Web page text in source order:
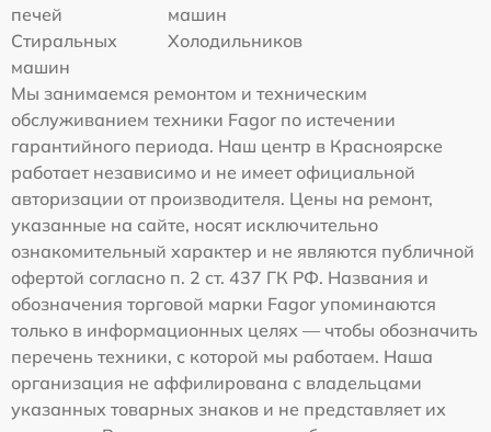
печей
машин
Стиральных
машин
Холодильников
Мы занимаемся ремонтом и техническим
обслуживанием техники Fagor по истечении
гарантийного периода. Наш центр в Красноярске
работает независимо и не имеет официальной
авторизации от производителя. Цены на ремонт,
указанные на сайте, носят исключительно
ознакомительный характер и не являются публичной
офертой согласно п. 2 ст. 437 ГК РФ. Названия и
обозначения торговой марки Fagor упоминаются
только в информационных целях — чтобы обозначить
перечень техники, с которой мы работаем. Наша
организация не аффилирована с владельцами
указанных товарных знаков и не представляет их